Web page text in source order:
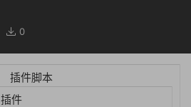
0
插件脚本
插件